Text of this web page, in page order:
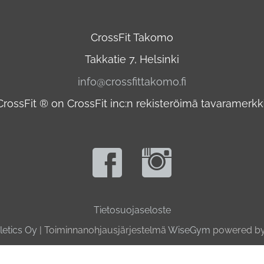
CrossFit Takomo
Takkatie 7, Helsinki
info@crossfittakomo.fi
® on CrossFit inc:n rekisteröimä
Tietosuojaseloste
Oy | Toiminnanohjausjärjestelmä WiseGym powered